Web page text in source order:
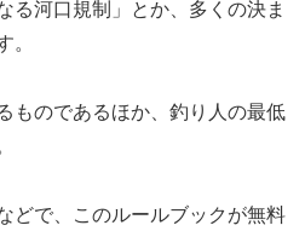
る河口規制」とか、多くの決ま
。
ものであるほか、釣り人の最低
どで、このルールブックが無料